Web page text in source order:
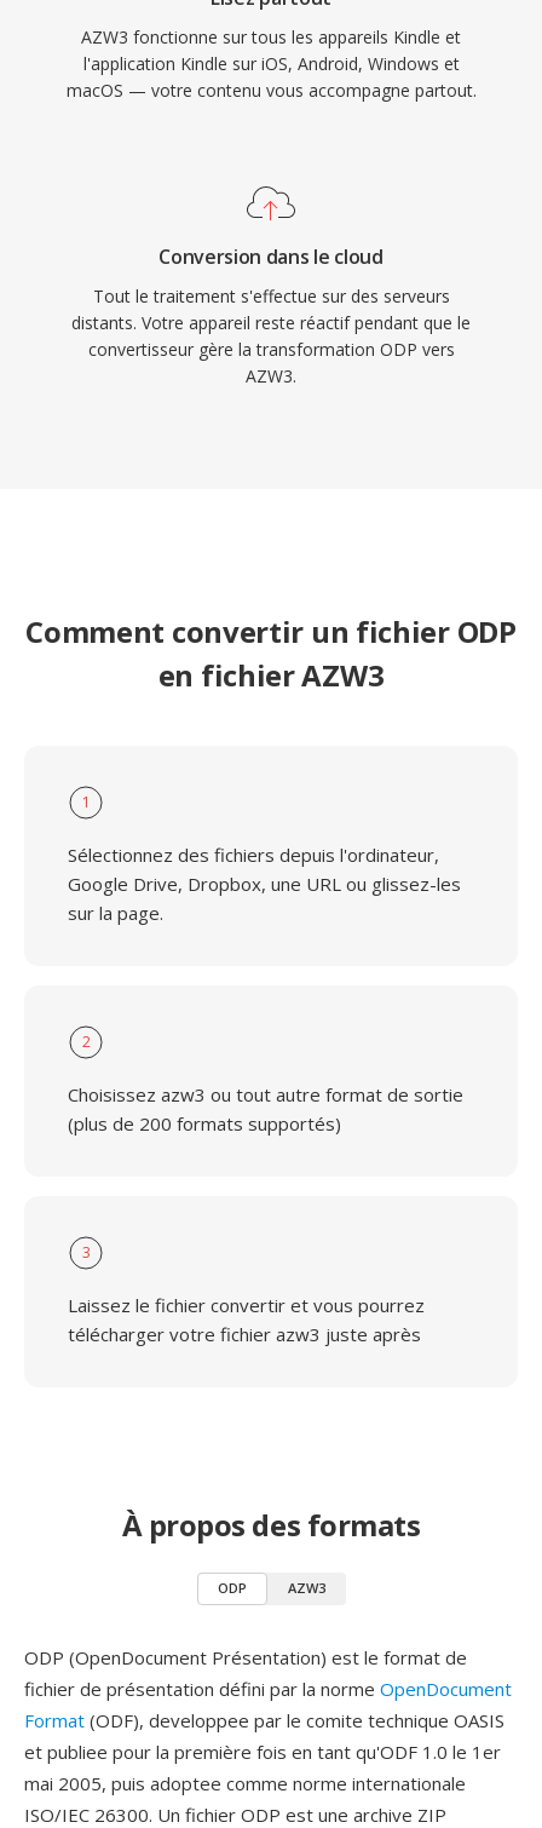
AZW3 fonctionne sur tous les appareils Kindle et
l'application Kindle sur iOS, Android, Windows et
macOS — votre contenu vous accompagne partout.
Conversion dans le cloud
Tout le traitement s'effectue sur des serveurs
distants. Votre appareil reste réactif pendant que le
convertisseur gère la transformation ODP vers
AZW3.
Comment convertir un fichier ODP
en fichier AZW3
1
Sélectionnez des fichiers depuis l'ordinateur,
Google Drive, Dropbox, une URL ou glissez-les
sur la page.
2
Choisissez azw3 ou tout autre format de sortie
(plus de 200 formats supportés)
3
Laissez le fichier convertir et vous pourrez
télécharger votre fichier azw3 juste après
À propos des formats
ODP AZW3
ODP (OpenDocument Présentation) est le format de
fichier de présentation défini par la norme OpenDocument
Format (ODF), developpee par le comite technique OASIS
et publiee pour la première fois en tant qu'ODF 1.0 le 1er
mai 2005, puis adoptee comme norme internationale
ISO/IEC 26300. Un fichier ODP est une archive ZIP